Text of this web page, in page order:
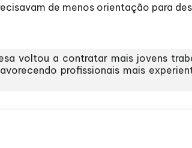
de menos orientação para
voltou a contratar mais jovens
profissionais mais